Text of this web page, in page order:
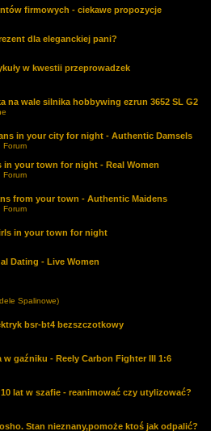
firmowych - ciekawe propozycje
dla eleganckiej pani?
w kwestii przeprowadzek
na wale silnika hobbywing ezrun 3652 SL G2
in your city for night - Authentic Damsels
Forum
in your town for night - Real Women
Forum
from your town - Authentic Maidens
Forum
in your town for night
Dating - Live Women
Spalinowe)
bsr-bt4 bezszczotkowy
w gaźniku - Reely Carbon Fighter III 1:6
lat w szafie - reanimować czy utylizować?
Stan nieznany,pomoże ktoś jak odpalić?